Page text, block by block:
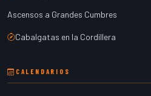
Ascensos a Grandes Cumbres
Cabalgatas en la Cordillera
CALENDARIOS